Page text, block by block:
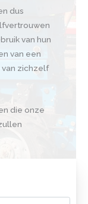
dus
van hun
van een
zichzelf
die onze